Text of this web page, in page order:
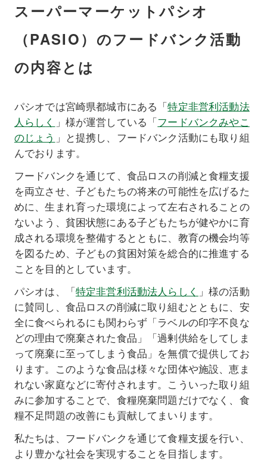
スーパーマーケットパシオ
（PASIO）のフードバンク活動
の内容とは
パシオでは宮崎県都城市にある「特定非営利活動法
人らしく 」様が運営している「フードバンクみやこ
のじょう 」と提携し、フードバンク活動にも取り組
んでおります。
フードバンクを通じて、食品ロスの削減と食糧支援
を両立させ、子どもたちの将来の可能性を広げるた
めに、生まれ育った環境によって左右されることの
ないよう、貧困状態にある子どもたちが健やかに育
成される環境を整備するとともに、教育の機会均等
を図るため、子どもの貧困対策を総合的に推進する
ことを目的としています。
パシオは、「特定非営利活動法人らしく 」様の活動
に賛同し、食品ロスの削減に取り組むとともに、安
全に食べられるにも関わらず「ラベルの印字不良な
どの理由で廃棄された食品」「過剰供給をしてしま
って廃棄に至ってしまう食品」を無償で提供してお
ります。このような食品は様々な団体や施設、恵ま
れない家庭などに寄付されます。こういった取り組
みに参加することで、食糧廃棄問題だけでなく、食
糧不足問題の改善にも貢献してまいります。
私たちは、フードバンクを通じて食糧支援を行い、
より豊かな社会を実現することを目指します。